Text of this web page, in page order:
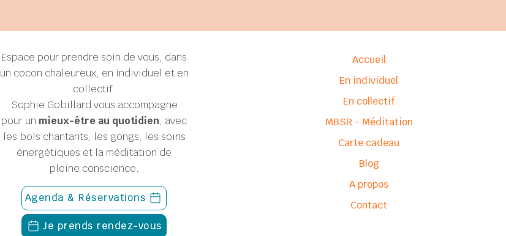
Espace pour prendre soin de vous, dans
un cocon chaleureux, en individuel et en
collectif.
Sophie Gobillard vous accompagne
pour un mieux-être au quotidien, avec
les bols chantants, les gongs, les soins
énergétiques et la méditation de
pleine conscience.
Agenda & Réservations
Je prends rendez-vous
Accueil
En individuel
En collectif
MBSR - Méditation
Carte cadeau
Blog
A propos
Contact